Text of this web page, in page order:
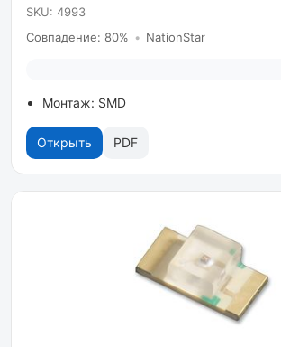
SKU: 4993
Совпадение: 80% • NationStar
Монтаж: SMD
Открыть PDF